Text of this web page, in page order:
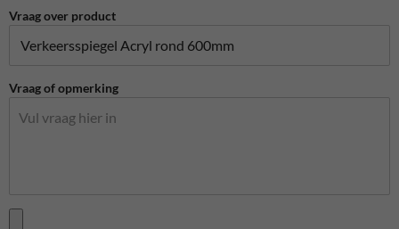
Vraag over product
Vraag of opmerking